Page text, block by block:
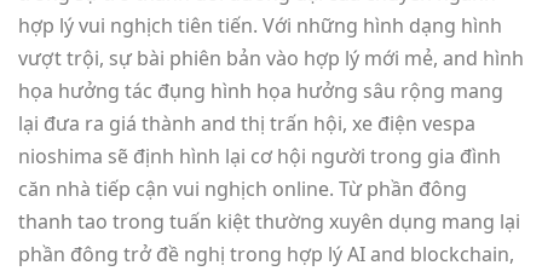
hợp lý vui nghịch tiên tiến. Với những hình dạng hình
vượt trội, sự bài phiên bản vào hợp lý mới mẻ, and hình
họa hưởng tác đụng hình họa hưởng sâu rộng mang
lại đưa ra giá thành and thị trấn hội, xe điện vespa
nioshima sẽ định hình lại cơ hội người trong gia đình
căn nhà tiếp cận vui nghịch online. Từ phần đông
thanh tao trong tuấn kiệt thường xuyên dụng mang lại
phần đông trở đề nghị trong hợp lý AI and blockchain,